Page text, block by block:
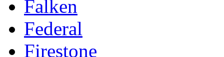
Falken
Federal
Firestone